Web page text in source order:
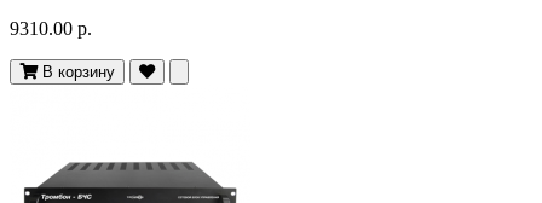
9310.00 р.
В корзину